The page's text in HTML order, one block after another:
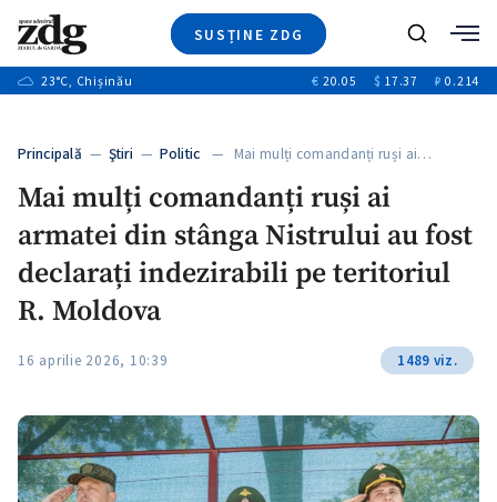
SUSȚINE ZDG
Ştiri
+7
Video
Special
+1
+1
Blog
+2
ZdGust
Caută
23°C, Chișinău € 20.05 $ 17.37 ₽ 0.214
Principală — Ştiri — Politic — Mai mulți comandanți ruși ai…
Mai mulți comandanți ruși ai
armatei din stânga Nistrului au fost
declarați indezirabili pe teritoriul
R. Moldova
16 aprilie 2026, 10:39 1489 viz.